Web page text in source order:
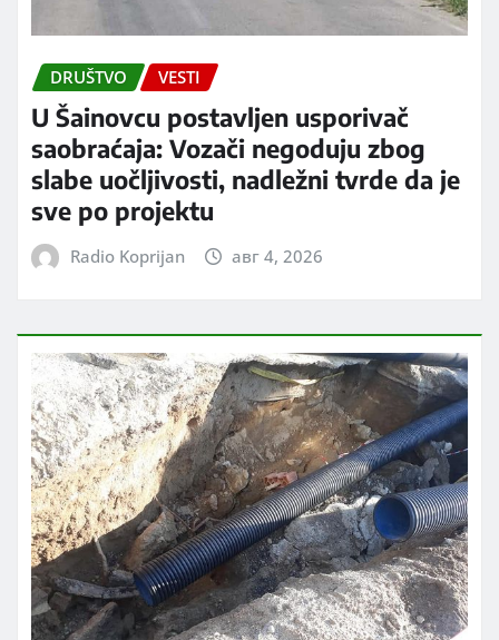
DRUŠTVO VESTI
U Šainovcu postavljen usporivač
saobraćaja: Vozači negoduju zbog
slabe uočljivosti, nadležni tvrde da je
sve po projektu
Radio Koprijan авг 4, 2026